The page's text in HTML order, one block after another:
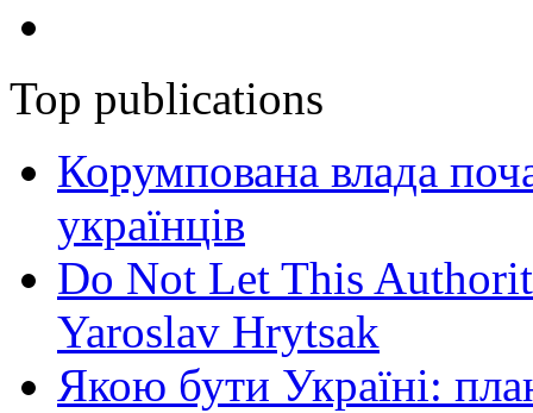
Top publications
Корумпована влада
українців
Do Not Let This
Yaroslav Hrytsak
Якою бути Україні: